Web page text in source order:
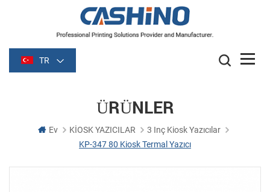
TR
ÜRÜNLER
Ev KİOSK YAZICILAR
3 Inç Kiosk Yazıcılar
KP-347 80 Kiosk Termal Yazıcı